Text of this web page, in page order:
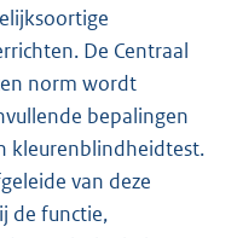
De Centraal
norm wordt
bepalingen
kleurenblindheidtest.
van deze
de functie,